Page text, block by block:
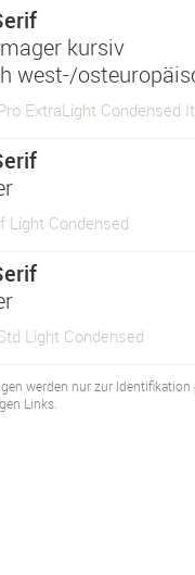
kursiv
west-/
ExtraLight Condensed
Light Condensed
Light Condensed
werden nur zur
Links.